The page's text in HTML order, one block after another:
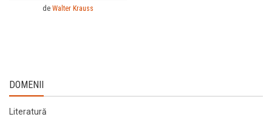
de Walter Krauss
DOMENII
Literatură